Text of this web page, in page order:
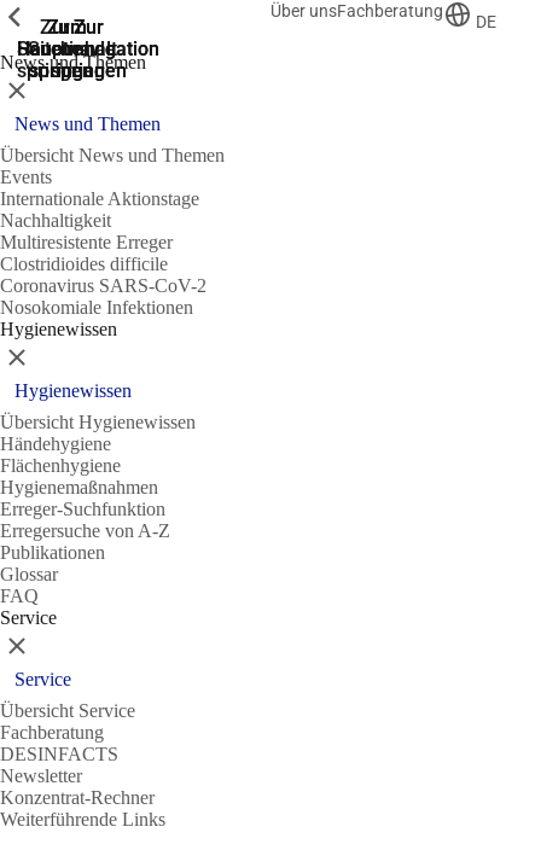
Zur
Suche
springen
Zur
Hauptnavigation
springen
Zur
Hauptnavigation
springen
Zum
Hauptinhalt
springen
Zum
Seitenende
springen
Über unsFachberatung
DE
News und Themen
Zeige vorherige
Schließen
News und Themen
Übersicht News und Themen
Events
Internationale Aktionstage
Nachhaltigkeit
Multiresistente Erreger
Clostridioides difficile
Coronavirus SARS-CoV-2
Nosokomiale Infektionen
Hygienewissen
Zeige vorherige
Schließen
Hygienewissen
Übersicht Hygienewissen
Händehygiene
Flächenhygiene
Hygienemaßnahmen
Erreger-Suchfunktion
Erregersuche von A-Z
Publikationen
Glossar
FAQ
Service
Zeige vorherige
Schließen
Service
Übersicht Service
Fachberatung
DESINFACTS
Newsletter
Konzentrat-Rechner
Weiterführende Links